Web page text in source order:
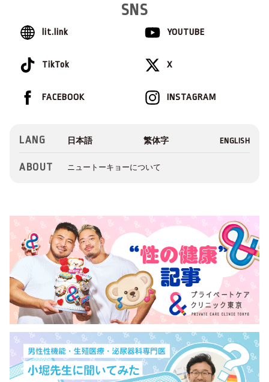
SNS
lit.link YOUTUBE
TikTok X
INSTAGRAM
FACEBOOK
LANG
ABOUT ニュートーキョーについて